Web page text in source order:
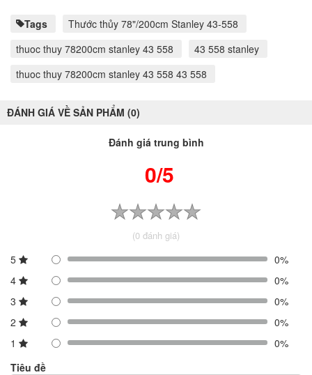
Tags
Thước thủy 78"/200cm Stanley 43-558
thuoc thuy 78200cm stanley 43 558
43 558 stanley
thuoc thuy 78200cm stanley 43 558 43 558
ĐÁNH GIÁ VỀ SẢN PHẨM (0)
Đánh giá trung bình
0/5
(0 đánh giá)
5
0%
4
0%
3
0%
2
0%
1
0%
Tiêu đề